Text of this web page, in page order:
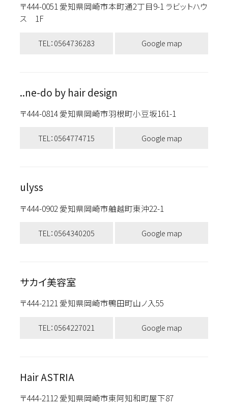
〒444-0051 愛知県岡崎市本町通2丁目9-1 ラビットハウ
ス 1F
TEL：0564736283 Google map
..ne-do by hair design
〒444-0814 愛知県岡崎市羽根町小豆坂161-1
TEL：0564774715 Google map
ulyss
〒444-0902 愛知県岡崎市舳越町東沖22-1
TEL：0564340205 Google map
サカイ美容室
〒444-2121 愛知県岡崎市鴨田町山ノ入55
TEL：0564227021 Google map
Hair ASTRIA
〒444-2112 愛知県岡崎市東阿知和町屋下87